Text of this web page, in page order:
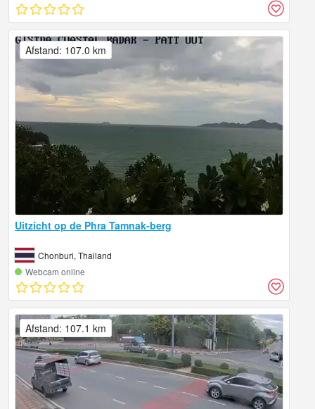
Uitzicht op de Phra Tamnak-berg
Chonburi, Thailand
Webcam online
Afstand: 107.0 km
Afstand: 107.1 km